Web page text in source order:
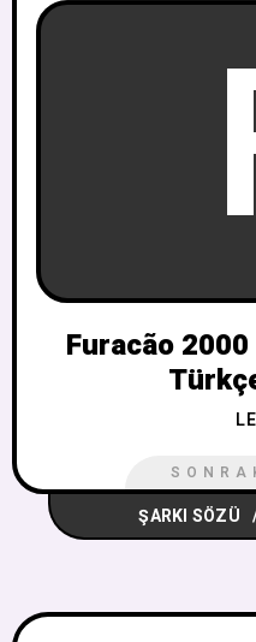
Furacão
ŞARKI SÖZÜ